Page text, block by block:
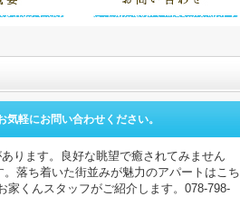
気軽にお問い合わせください。
ります。良好な眺望で癒されてみません
落ち着いた街並みが魅力のアパートはこち
家くんスタッフがご紹介します。078-798-